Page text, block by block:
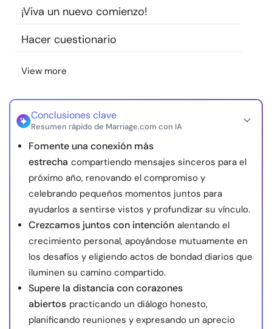
Encuentra un terapeuta
Idioma
nosotros
© Copyright 2026. Todos los derechos reservados.
¡Viva un nuevo comienzo!
Hacer cuestionario
View more
Conclusiones clave
Resumen rápido de Marriage.com con IA
Fomente una conexión más
estrecha compartiendo mensajes sinceros para el
próximo año, renovando el compromiso y
celebrando pequeños momentos juntos para
ayudarlos a sentirse vistos y profundizar su vínculo.
Crezcamos juntos con intención alentando el
crecimiento personal, apoyándose mutuamente en
los desafíos y eligiendo actos de bondad diarios que
iluminen su camino compartido.
Supere la distancia con corazones
abiertos practicando un diálogo honesto,
planificando reuniones y expresando un aprecio